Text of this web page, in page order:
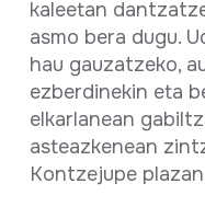
kaleetan
asmo bera dugu.
hau gauzatzeko,
ezberdinekin eta
elkarlanean
asteazkenean
Kontzejupe